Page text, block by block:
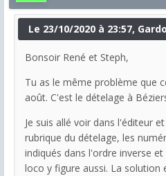
Le 23/10/2020 à 23:57,
Bonsoir René et Steph,
Tu as le même problème que
août. C'est le dételage à
Je suis allé voir dans l'éditeur
rubrique du dételage, les
indiqués dans l'ordre inverse
loco y figure aussi. La solution